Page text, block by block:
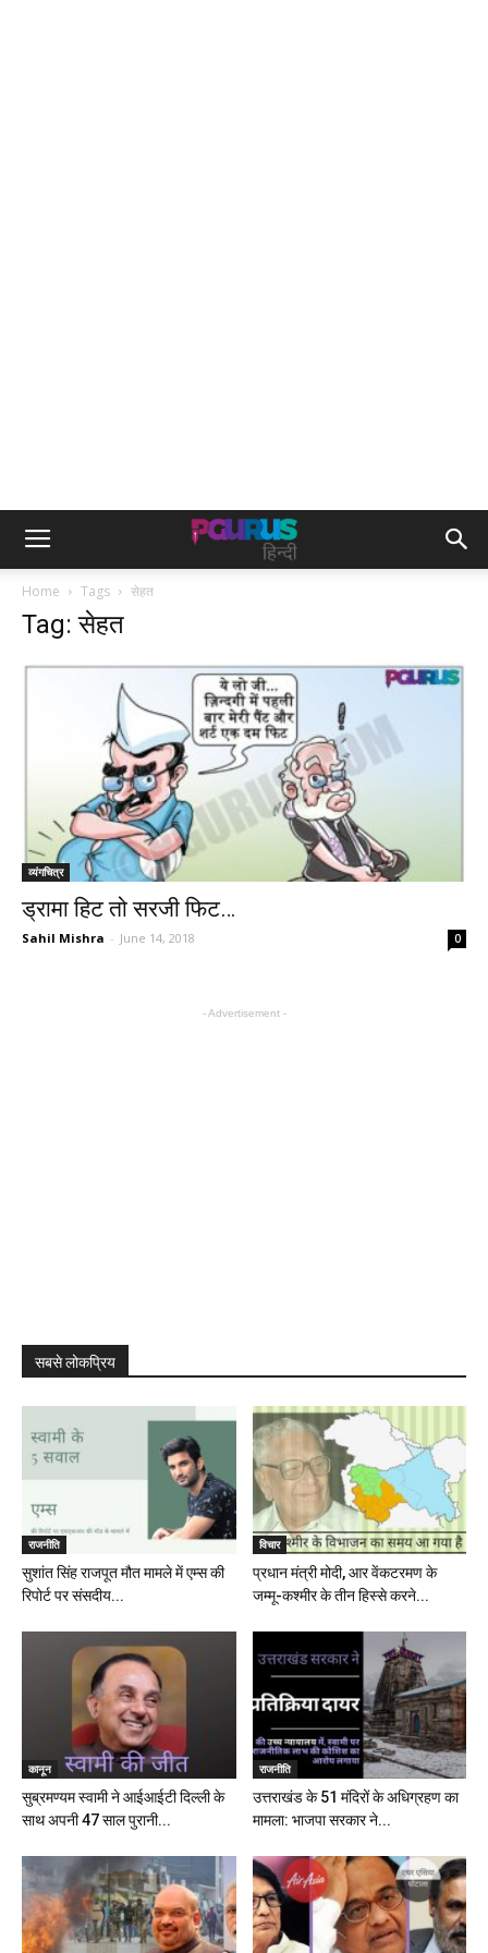
Home Tags सेहत
Tag: सेहत
व्यंगचित्र
ड्रामा हिट तो सरजी फिट…
Sahil Mishra - June 14, 2018 0
- Advertisement -
सबसे लोकप्रिय
राजनीति
सुशांत सिंह राजपूत मौत मामले में एम्स की
रिपोर्ट पर संसदीय...
विचार
प्रधान मंत्री मोदी, आर वेंकटरमण के
जम्मू-कश्मीर के तीन हिस्से करने...
कानून
सुब्रमण्यम स्वामी ने आईआईटी दिल्ली के
साथ अपनी 47 साल पुरानी...
राजनीति
उत्तराखंड के 51 मंदिरों के अधिग्रहण का
मामला: भाजपा सरकार ने...